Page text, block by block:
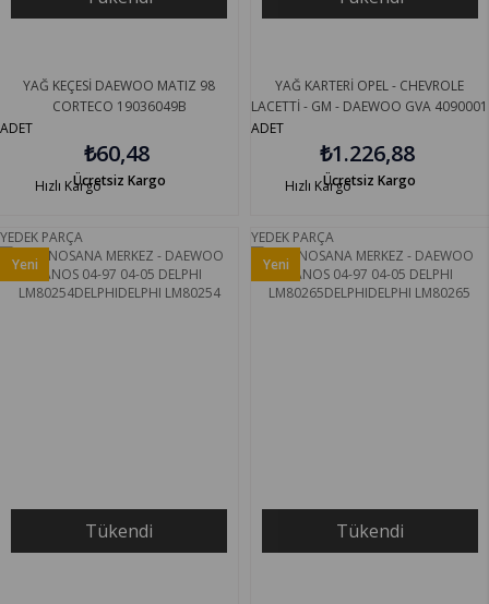
YAĞ KEÇESİ DAEWOO MATIZ 98
CORTECO 19036049B
ADET
₺60,48
Ücretsiz Kargo
Hızlı Kargo
YAĞ KARTERİ OPEL - CHEVROLE
LACETTİ - GM - DAEWOO GVA 4090001
ADET
₺1.226,88
Ücretsiz Kargo
Hızlı Kargo
YEDEK PARÇA
Tükendi
Yeni
Ürün
YEDEK PARÇA
Tükendi
Yeni
Ürün